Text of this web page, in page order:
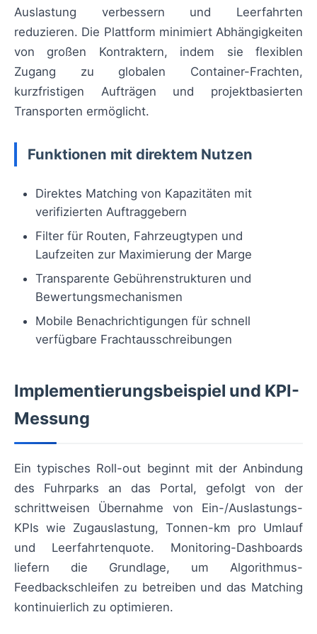
Auslastung verbessern und Leerfahrten
reduzieren. Die Plattform minimiert Abhängigkeiten
von großen Kontraktern, indem sie flexiblen
Zugang zu globalen Container-Frachten,
kurzfristigen Aufträgen und projektbasierten
Transporten ermöglicht.
Funktionen mit direktem Nutzen
Direktes Matching von Kapazitäten mit
verifizierten Auftraggebern
Filter für Routen, Fahrzeugtypen und
Laufzeiten zur Maximierung der Marge
Transparente Gebührenstrukturen und
Bewertungsmechanismen
Mobile Benachrichtigungen für schnell
verfügbare Frachtausschreibungen
Implementierungsbeispiel und KPI-
Messung
Ein typisches Roll-out beginnt mit der Anbindung
des Fuhrparks an das Portal, gefolgt von der
schrittweisen Übernahme von Ein-/Auslastungs-
KPIs wie Zugauslastung, Tonnen-km pro Umlauf
und Leerfahrtenquote. Monitoring-Dashboards
liefern die Grundlage, um Algorithmus-
Feedbackschleifen zu betreiben und das Matching
kontinuierlich zu optimieren.